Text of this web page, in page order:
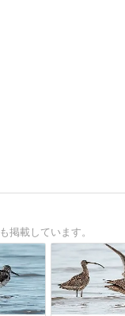
掲載しています。